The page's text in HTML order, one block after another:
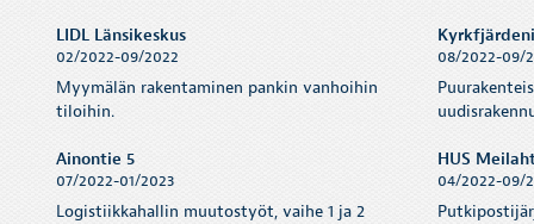
LIDL Länsikeskus
02/2022-09/2022
Myymälän rakentaminen pankin vanhoihin
tiloihin.
08/2022-09/
Ainontie 5
07/2022-01/2023
Logistiikkahallin muutostyöt, vaihe 1 ja 2
HUS
04/2022-09/